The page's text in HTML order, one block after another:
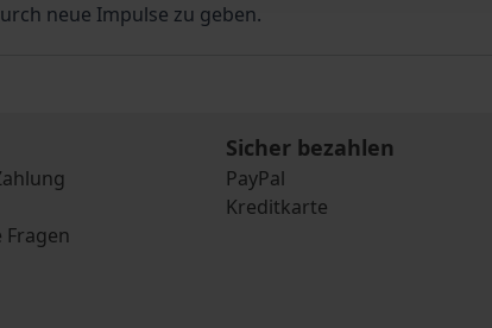
neue Impulse zu geben.
Sicher bezahlen
PayPal
Kreditkarte